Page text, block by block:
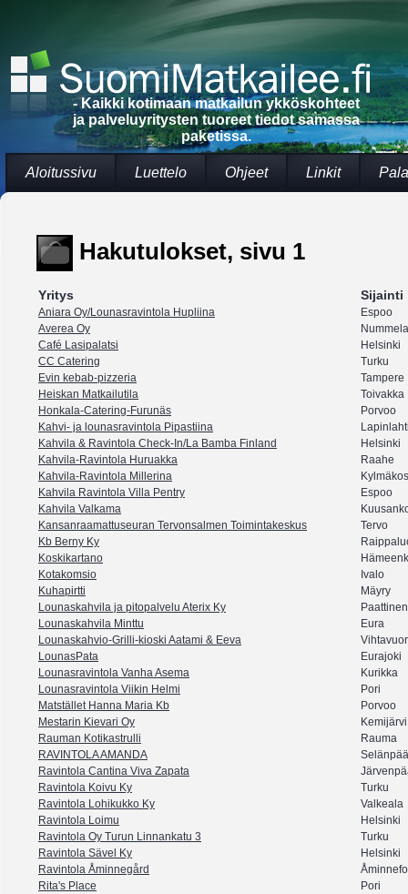
- Kaikki kotimaan matkailun ykköskohteet
ja palveluyritysten tuoreet tiedot samassa
paketissa.
Aloitussivu Luettelo Ohjeet Linkit
Hakutulokset, sivu 1
Yritys Sijainti
Aniara Oy/Lounasravintola Hupliina
Espoo
Averea Oy
Nummela
Café Lasipalatsi
Helsinki
CC Catering
Turku
Evin kebab-pizzeria
Tampere
Heiskan Matkailutila
Toivakka
Honkala-Catering-Furunäs
Porvoo
Kahvi- ja lounasravintola Pipastiina
Kahvila & Ravintola Check-In/La Bamba Finland
Helsinki
Kahvila-Ravintola Huruakka
Raahe
Kahvila-Ravintola Millerina
Kahvila Ravintola Villa Pentry
Espoo
Kahvila Valkama
Kansanraamattuseuran Tervonsalmen Toimintakeskus
Tervo
Kb Berny Ky
Koskikartano
Kotakomsio
Ivalo
Kuhapirtti
Mäyry
Lounaskahvila ja pitopalvelu Aterix Ky
Paattinen
Lounaskahvila Minttu
Eura
Lounaskahvio-Grilli-kioski Aatami & Eeva
LounasPata
Eurajoki
Lounasravintola Vanha Asema
Kurikka
Lounasravintola Viikin Helmi
Pori
Matstället Hanna Maria Kb
Porvoo
Mestarin Kievari Oy
Kemijärvi
Rauman Kotikastrulli
Rauma
RAVINTOLA AMANDA
Selänpää
Ravintola Cantina Viva Zapata
Ravintola Koivu Ky
Turku
Ravintola Lohikukko Ky
Valkeala
Ravintola Loimu
Helsinki
Ravintola Oy Turun Linnankatu 3
Turku
Ravintola Sävel Ky
Helsinki
Ravintola Åminnegård
Rita's Place
Pori